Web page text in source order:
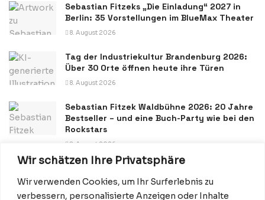
Wir schätzen Ihre Privatsphäre
Wir verwenden Cookies, um Ihr Surferlebnis zu
verbessern, personalisierte Anzeigen oder Inhalte
Sebastian Fitzeks „Die Einladung“ 2027 in
Berlin: 35 Vorstellungen im BlueMax Theater
8. August 2026
Tag der Industriekultur Brandenburg 2026:
Über 30 Orte öffnen heute ihre Türen
8. August 2026
Sebastian Fitzek Waldbühne 2026: 20 Jahre
Bestseller – und eine Buch-Party wie bei den
Rockstars
8. August 2026